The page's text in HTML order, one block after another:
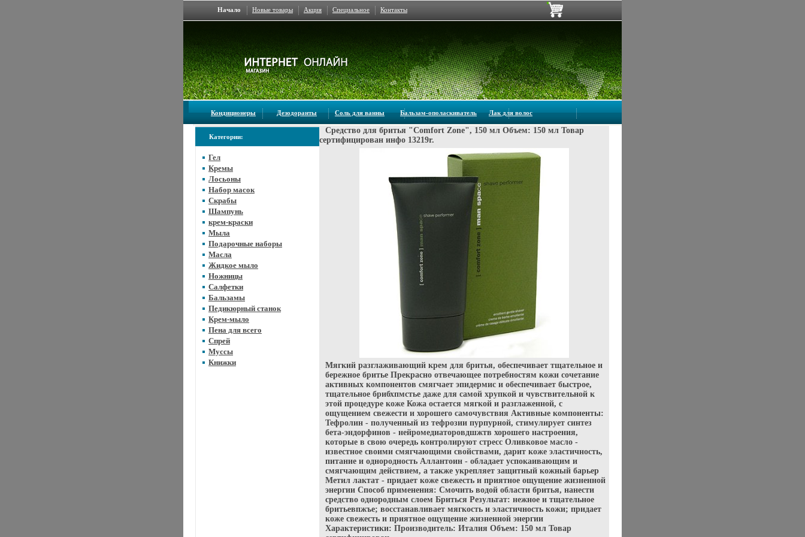
Начало Новые товары Акция Специальное Контакты
Кондиционеры Дезодоранты Соль для ванны Бальзам-ополаскиватель Лак для волос
Категории:
Гел
Кремы
Лосьоны
Набор масок
Скрабы
Шампунь
крем-краски
Мыла
Подарочные наборы
Масла
Жидкое мыло
Ножницы
Салфетки
Бальзамы
Педикюрный станок
Крем-мыло
Пена для всего
Спрей
Муссы
Книжки
Средство для бритья "Comfort Zone", 150 мл Объем: 150 мл Товар
сертифицирован инфо 13219r.
Мягкий разглаживающий крем для бритья, обеспечивает тщательное и
бережное бритье Прекрасно отвечающее потребностям кожи сочетание
активных компонентов смягчает эпидермис и обеспечивает быстрое,
тщательное брибхпмстье даже для самой хрупкой и чувствительной к
этой процедуре коже Кожа остается мягкой и разглаженной, с
ощущением свежести и хорошего самочувствия Активные компоненты:
Тефролин - полученный из тефрозии пурпурной, стимулирует синтез
бета-эндорфинов - нейромедиаторовдшжтв хорошего настроения,
которые в свою очередь контролируют стресс Оливковое масло -
известное своими смягчающими свойствами, дарит коже эластичность,
питание и однородность Аллантоин - обладает успокаивающим и
смягчающим действием, а также укрепляет защитный кожный барьер
Метил лактат - придает коже свежесть и приятное ощущение жизненной
энергии Способ применения: Смочить водой области бритья, нанести
средство однородным слоем Бриться Результат: нежное и тщательное
бритьевпжъе; восстанавливает мягкость и эластичность кожи; придает
коже свежесть и приятное ощущение жизненной энергии
Характеристики: Производитель: Италия Объем: 150 мл Товар